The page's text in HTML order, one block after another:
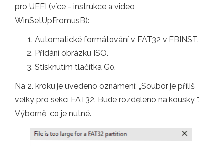
pro UEFI (více - instrukce a video
WinSetUpFromusB):
Automatické formátování v FAT32 v FBINST.
Přidání obrázku ISO.
Stisknutím tlačítka Go.
Na 2. kroku je uvedeno oznámení: „Soubor je příliš
velký pro sekci FAT32. Bude rozděleno na kousky “.
Výborně, co je nutné.